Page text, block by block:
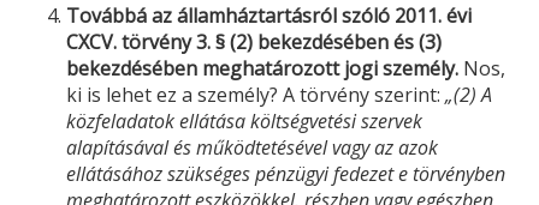
Továbbá az államháztartásról szóló 2011. évi
CXCV. törvény 3. § (2) bekezdésében és (3)
bekezdésében meghatározott jogi személy. Nos,
ki is lehet ez a személy? A törvény szerint: „(2) A
közfeladatok ellátása költségvetési szervek
alapításával és működtetésével vagy az azok
ellátásához szükséges pénzügyi fedezet e törvényben